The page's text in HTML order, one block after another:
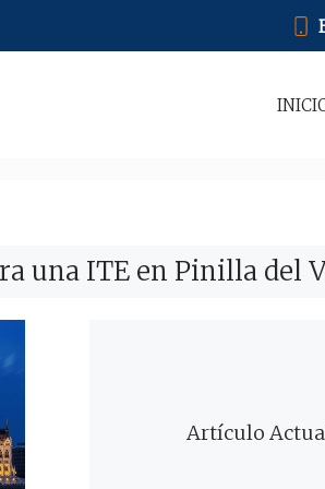
una ITE en Pinilla del
Artículo